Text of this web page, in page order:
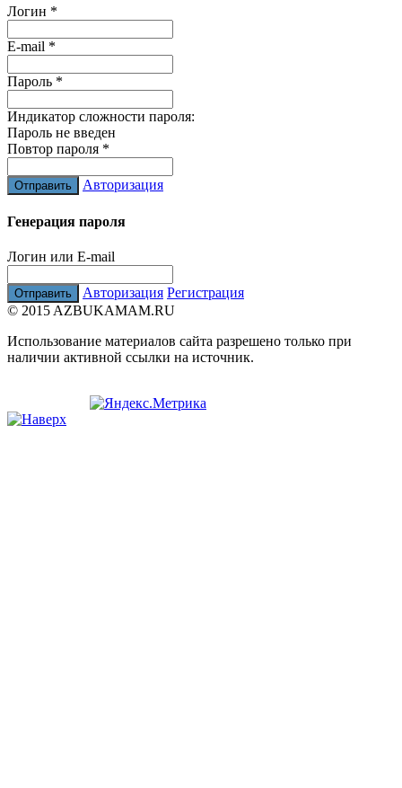
Логин *
E-mail *
Пароль *
Индикатор сложности пароля:
Пароль не введен
Повтор пароля *
Авторизация
Генерация пароля
Логин или E-mail
Авторизация Регистрация
© 2015 AZBUKAMAM.RU
Использование материалов сайта разрешено только при
наличии активной ссылки на источник.